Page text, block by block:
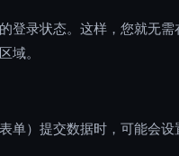
登录状态。这样，您就无
域。
单）提交数据时，可能会